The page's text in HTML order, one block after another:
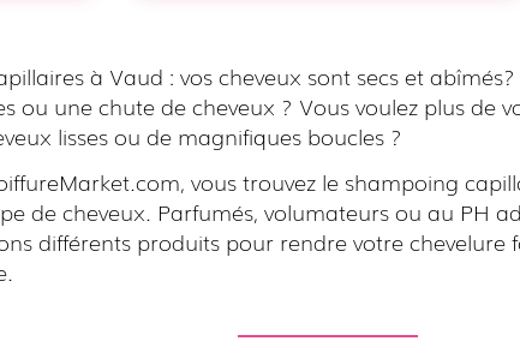
à Vaud : vos cheveux sont secs et
ou une chute de cheveux ? Vous voulez plus de
lisses ou de magnifiques boucles ?
vous trouvez le shampoing
de cheveux. Parfumés, volumateurs ou au PH
différents produits pour rendre votre chevelure